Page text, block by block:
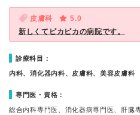
皮膚科
5.0
新しくてピカピカの病院です。
診療科目：
内科、消化器内科、皮膚科、美容皮膚科
専門医・資格：
総合内科専門医、消化器病専門医、肝臓